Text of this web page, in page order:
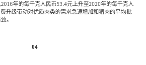
年的每千克人民币53.4元上升至2020年的每千克人
升级带动对优质肉类的需求急速增加和猪肉的平均批
。
04